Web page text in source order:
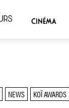
CINÉMA
NEWS KOÏ AWARDS